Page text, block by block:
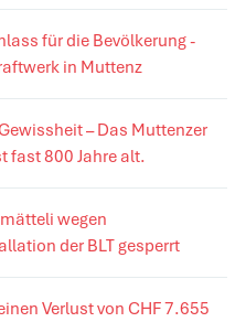
für die Bevölkerung -
in Muttenz
– Das Muttenzer
fast 800 Jahre alt.
wegen
der BLT gesperrt
Verlust von CHF 7.655